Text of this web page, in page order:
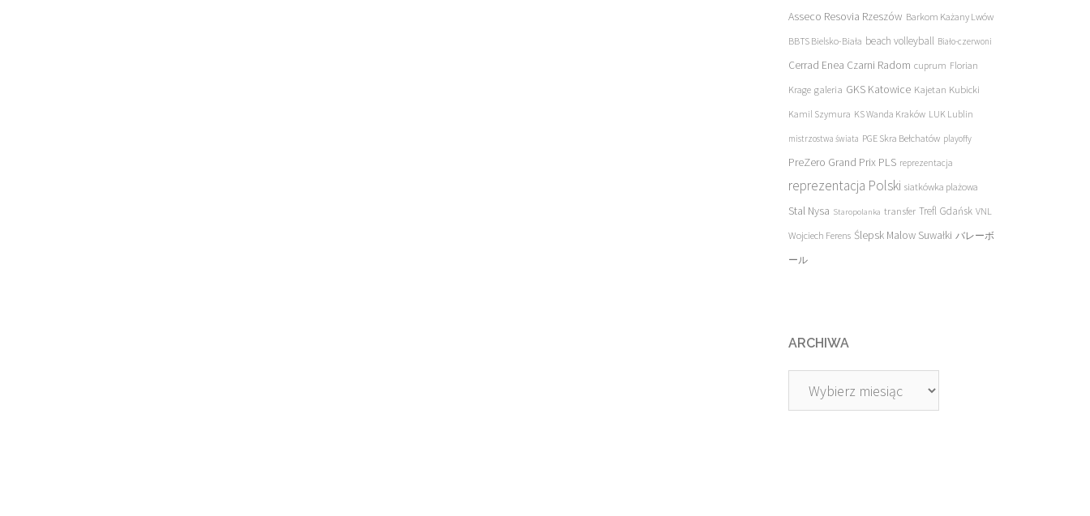
Asseco Resovia Rzeszów Barkom Każany Lwów
BBTS Bielsko-Biała beach volleyball Biało-czerwoni
Cerrad Enea Czarni Radom cuprum Florian
Krage galeria GKS Katowice Kajetan Kubicki
Kamil Szymura KS Wanda Kraków LUK Lublin
mistrzostwa świata PGE Skra Bełchatów playoffy
PreZero Grand Prix PLS reprezentacja
reprezentacja Polski siatkówka plażowa
Stal Nysa Staropolanka transfer Trefl Gdańsk VNL
Wojciech Ferens Ślepsk Malow Suwałki バレーボ
ール
ARCHIWA
Archiwa